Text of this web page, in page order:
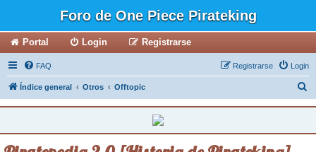
Foro de One Piece Pirateking
Portal Login Registrarse
FAQ Login
Registrarse
Índice general Otros Offtopic
c